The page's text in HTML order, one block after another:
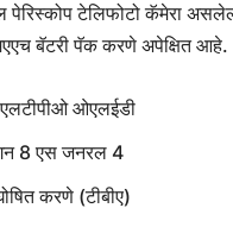
टेलिफोटो कॅमेरा
बॅटरी पॅक करणे अपेक्षित आहे.
ओएलईडी
8 एस जनरल 4
करणे (टीबीए)